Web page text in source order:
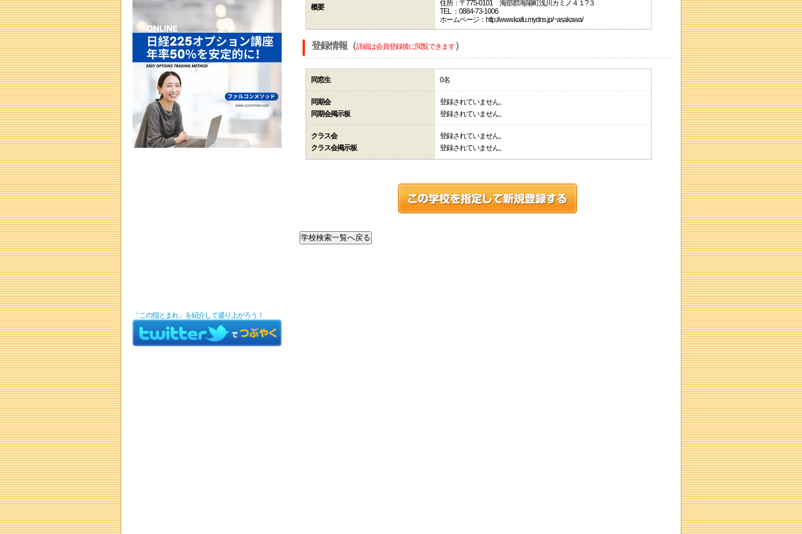
概要
住所：〒775-0101 海部郡海陽町浅川カミノ４１?３
TEL ：0884-73-1006
ホームページ：http://www.kaifu.mydns.jp/~asakawa/
登録情報（詳細は会員登録後に閲覧できます）
同窓生 0名
同期会
同期会掲示板
登録されていません。
登録されていません。
クラス会
クラス会掲示板
登録されていません。
登録されていません。
「この指とまれ」を紹介して盛り上がろう！